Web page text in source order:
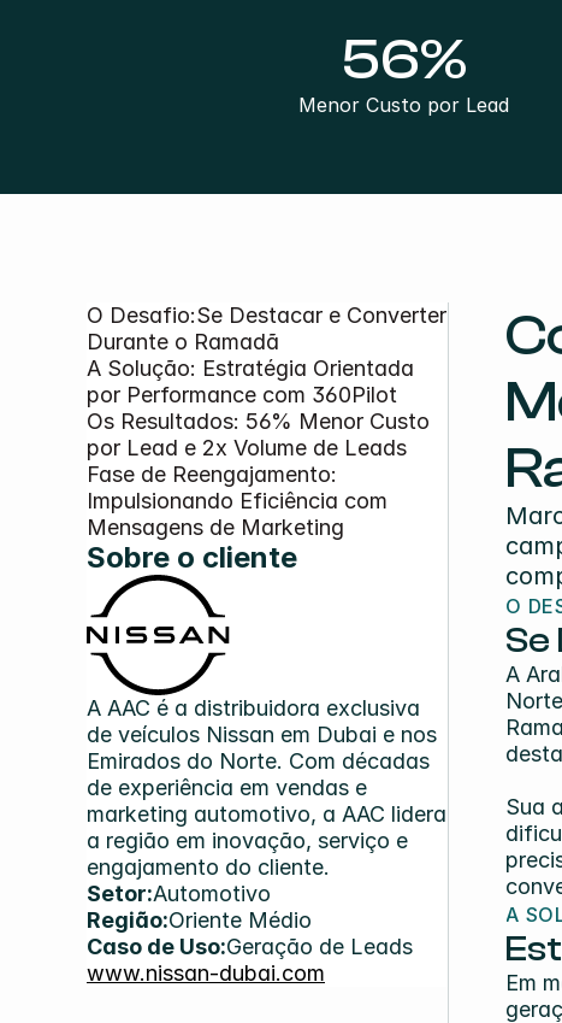
56%
Menor Custo por Lead
O Desafio:Se Destacar e Converter
Durante o Ramadã
A Solução: Estratégia Orientada
por Performance com 360Pilot
Os Resultados: 56% Menor Custo
por Lead e 2x Volume de Leads
Fase de Reengajamento:
Impulsionando Eficiência com
Mensagens de Marketing
Sobre o cliente
A AAC é a distribuidora exclusiva
de veículos Nissan em Dubai e nos
Emirados do Norte. Com décadas
de experiência em vendas e
marketing automotivo, a AAC lidera
a região em inovação, serviço e
engajamento do cliente.
Setor:Automotivo
Região:Oriente Médio
Caso de Uso:Geração de Leads
www.nissan-dubai.com
O
A
Sua
A
Em